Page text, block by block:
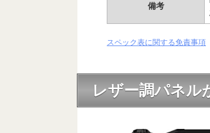
備考
スペック表に関する免責事項
レザー調パネル